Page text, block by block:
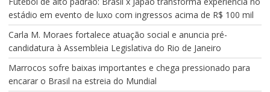
estádio em evento de luxo com ingressos acima de R$ 100 mil
Carla M. Moraes fortalece atuação social e anuncia pré-
candidatura à Assembleia Legislativa do Rio de Janeiro
Marrocos sofre baixas importantes e chega pressionado para
encarar o Brasil na estreia do Mundial